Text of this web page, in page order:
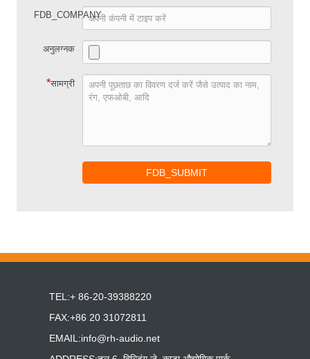
FDB_COMPANY
अनुलग्नक
*सामग्री
FDB_SUBMIT
TEL:+ 86-20-39388220
FAX:+86 20 31072811
EMAIL:info@rh-audio.net